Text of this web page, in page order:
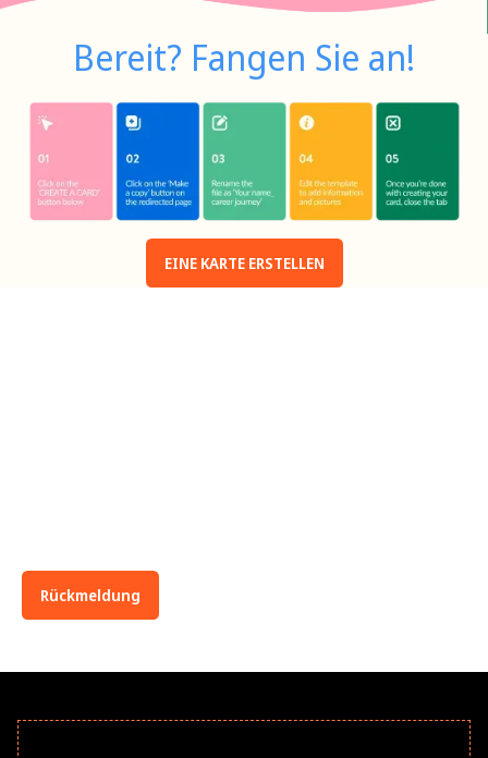
Bereit? Fangen Sie an!
EINE KARTE ERSTELLEN
Rückmeldung